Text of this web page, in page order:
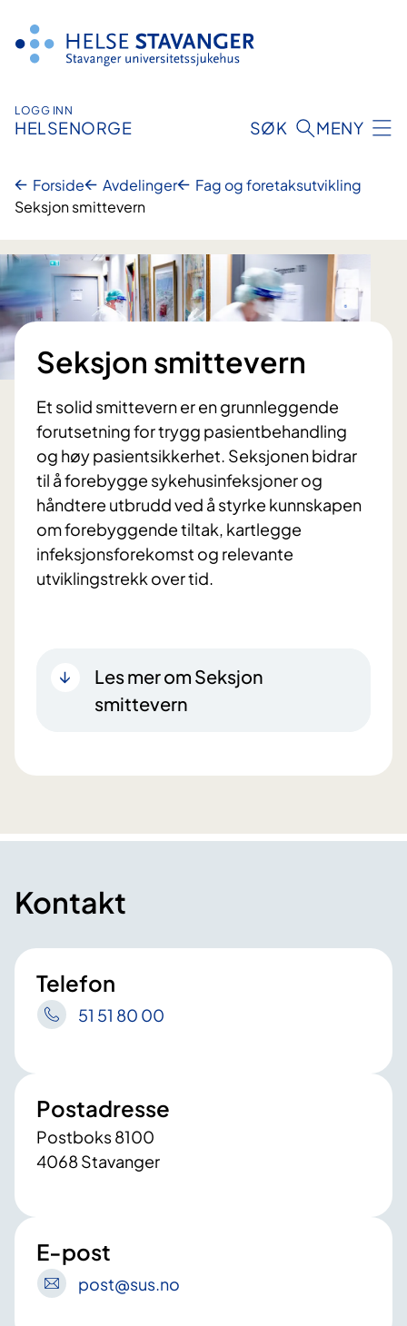
innhold
LOGG INN
HELSENORGE SØK MENY
Forside Avdelinger
Fag og foretaksutvikling
Seksjon smittevern
Seksjon smittevern
Et solid smittevern er en grunnleggende
forutsetning for trygg pasientbehandling
og høy pasientsikkerhet. Seksjonen bidrar
til å forebygge sykehusinfeksjoner og
håndtere utbrudd ved å styrke kunnskapen
om forebyggende tiltak, kartlegge
infeksjonsforekomst og relevante
utviklingstrekk over tid.
Les mer om Seksjon
smittevern
Kontakt
Telefon
51 51 80 00
Postadresse
Postboks 8100
4068 Stavanger
E-post
post@sus.no